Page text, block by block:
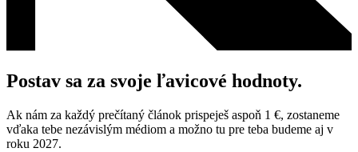
Postav sa za svoje ľavicové hodnoty.
Ak nám za každý prečítaný článok prispeješ aspoň 1 €, zostaneme
vďaka tebe nezávislým médiom a možno tu pre teba budeme aj v
roku 2027.